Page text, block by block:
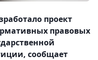
проект
правовых
сообщает